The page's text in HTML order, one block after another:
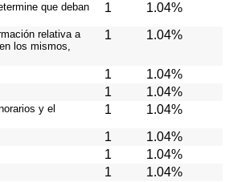
que deban
1 1.04%
relativa a
los mismos,
1 1.04%
1 1.04%
1 1.04%
y el
1 1.04%
1 1.04%
1 1.04%
1 1.04%